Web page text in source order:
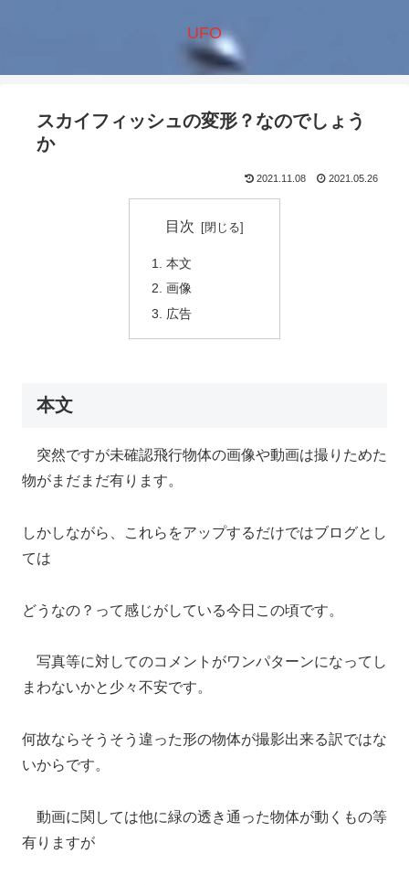
UFO
スカイフィッシュの変形？なのでしょう
か
2021.11.08 2021.05.26
目次
本文
画像
広告
本文
突然ですが未確認飛行物体の画像や動画は撮りためた
物がまだまだ有ります。
しかしながら、これらをアップするだけではブログとし
ては
どうなの？って感じがしている今日この頃です。
写真等に対してのコメントがワンパターンになってし
まわないかと少々不安です。
何故ならそうそう違った形の物体が撮影出来る訳ではな
いからです。
動画に関しては他に緑の透き通った物体が動くもの等
有りますが